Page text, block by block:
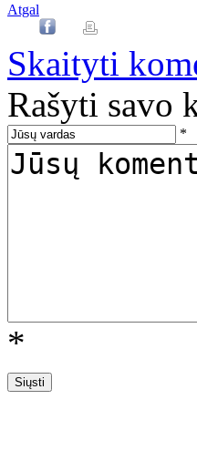
Atgal
Skaityti
Rašyti savo
*
*